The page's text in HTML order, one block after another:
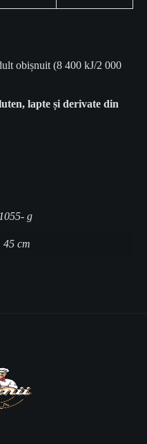
obișnuit (8 400 kJ/2 000
lapte și derivate din
g
cm